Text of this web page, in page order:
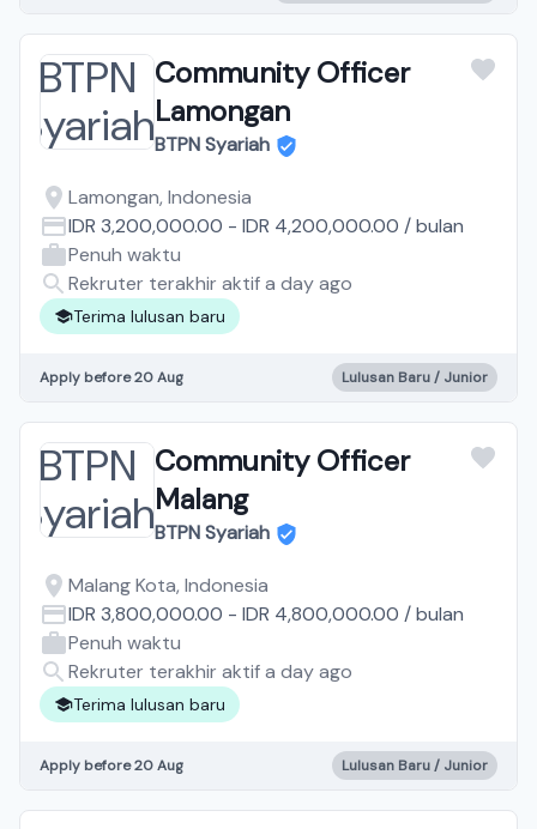
Community Officer
Lamongan
BTPN Syariah
Lamongan, Indonesia
IDR 3,200,000.00 - IDR 4,200,000.00 /bulan
Penuh waktu
Rekruter terakhir aktif a day ago
Terima lulusan baru
Apply before 20 Aug Lulusan Baru / Junior
Community Officer
Malang
BTPN Syariah
Malang Kota, Indonesia
IDR 3,800,000.00 - IDR 4,800,000.00 /bulan
Penuh waktu
Rekruter terakhir aktif a day ago
Terima lulusan baru
Apply before 20 Aug Lulusan Baru / Junior